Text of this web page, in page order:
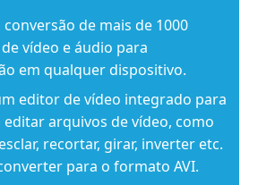
de mais de 1000
vídeo e áudio para
em qualquer dispositivo.
editor de vídeo integrado para
editar arquivos de vídeo, como
recortar, girar, inverter etc.
para o formato AVI.